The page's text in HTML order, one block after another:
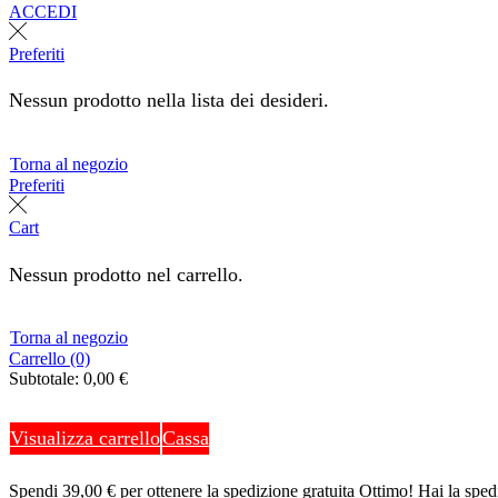
ACCEDI
Preferiti
Nessun prodotto nella lista dei desideri.
Torna al negozio
Preferiti
Cart
Nessun prodotto nel carrello.
Torna al negozio
Carrello (0)
Subtotale: 0,00 €
Visualizza carrelloCassa
Spendi 39,00 € per ottenere la spedizione gratuita Ottimo! Hai la